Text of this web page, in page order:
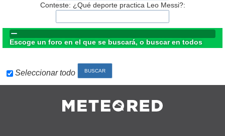
Conteste: ¿Qué deporte practica Leo Messi?:
Escoge un foro en el que se buscará, o buscar en todos
Seleccionar todo